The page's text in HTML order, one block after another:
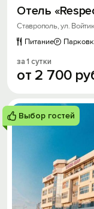
Отель
Ставрополь, ул.
Питание
за 1 сутки
от 2 700
Выбор гостей